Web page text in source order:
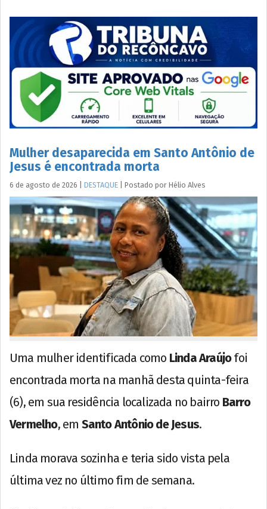
Mulher desaparecida em Santo Antônio de
Jesus é encontrada morta
6 de agosto de 2026 DESTAQUE Postado por Hélio Alves
Uma mulher identificada como Linda Araújofoi
encontrada morta na manhã desta quinta-feira
(6), em sua residência localizada no bairro Barro
Vermelho, em Santo Antônio de Jesus.
Linda morava sozinha e teria sido vista pela
última vez no último fim de semana.